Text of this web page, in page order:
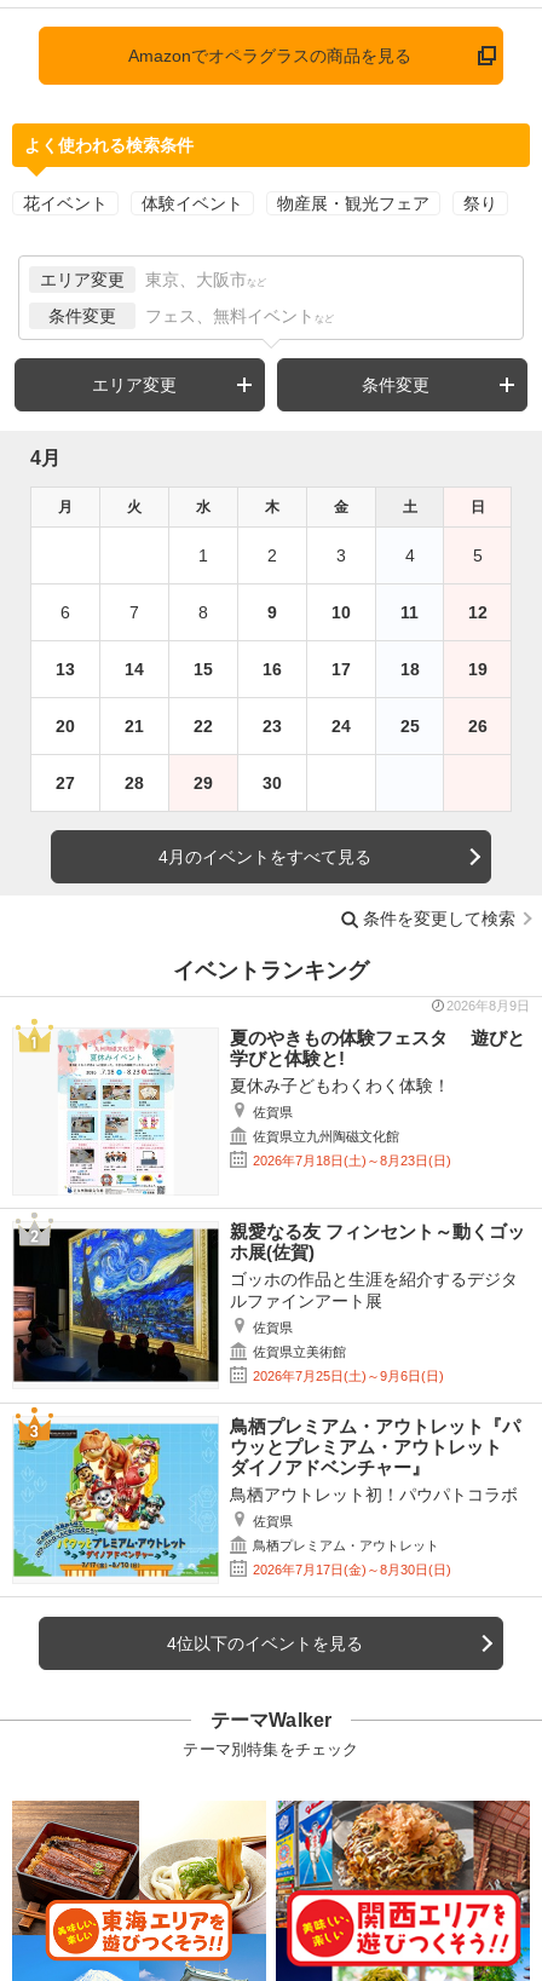
Amazonでオペラグラスの商品を見る
よく使われる検索条件
花イベント 体験イベント 物産展・観光フェア 祭り
エリア変更 東京、大阪市 など
条件変更 フェス、無料イベント など
エリア変更 条件変更
4月
月 火 水 木 金 土 日
1 2 3 4 5
6 7 8 9 10 11 12
13 14 15 16 17 18 19
20 21 22 23 24 25 26
27 28 29 30
4月のイベントをすべて見る
条件を変更して検索
イベントランキング
2026年8月9日
夏のやきもの体験フェスタ 遊びと
学びと体験と!
夏休み子どもわくわく体験！
佐賀県
佐賀県立九州陶磁文化館
2026年7月18日(土)～8月23日(日)
親愛なる友 フィンセント～動くゴッ
ホ展(佐賀)
ゴッホの作品と生涯を紹介するデジタ
ルファインアート展
佐賀県
佐賀県立美術館
2026年7月25日(土)～9月6日(日)
鳥栖プレミアム・アウトレット『パ
ウッとプレミアム・アウトレット
ダイノアドベンチャー』
鳥栖アウトレット初！パウパトコラボ
佐賀県
鳥栖プレミアム・アウトレット
2026年7月17日(金)～8月30日(日)
4位以下のイベントを見る
テーマWalker
テーマ別特集をチェック